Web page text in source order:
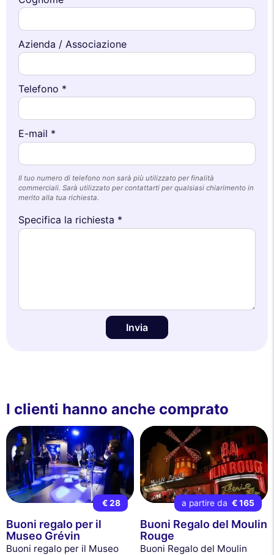
Azienda / Associazione
Telefono *
E-mail *
Il tuo numero di telefono non sarà più utilizzato per finalità
commerciali. Sarà utilizzato per contattarti per qualsiasi chiarimento in
merito alla tua richiesta.
Specifica la richiesta *
Invia
I clienti hanno anche comprato
€ 28
Buoni regalo per il
Museo Grévin
Buoni regalo per il Museo
a partire da € 165
Buoni Regalo del Moulin
Rouge
Buoni Regalo del Moulin